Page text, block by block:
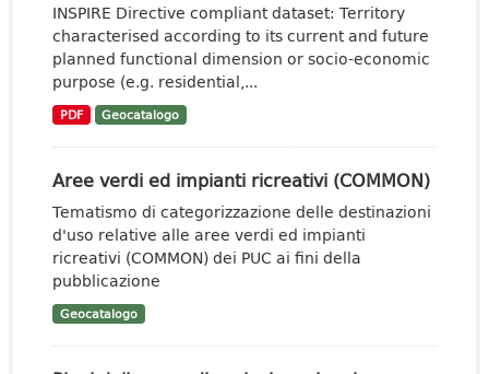
INSPIRE Directive compliant dataset: Territory
characterised according to its current and future
planned functional dimension or socio-economic
purpose (e.g. residential,...
PDF Geocatalogo
Aree verdi ed impianti ricreativi (COMMON)
Tematismo di categorizzazione delle destinazioni
d'uso relative alle aree verdi ed impianti
ricreativi (COMMON) dei PUC ai fini della
pubblicazione
Geocatalogo